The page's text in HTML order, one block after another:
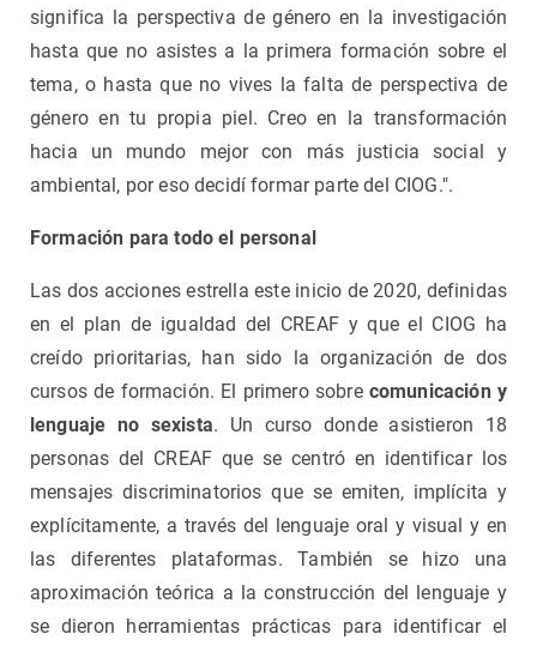
significa la perspectiva de género en la investigación
hasta que no asistes a la primera formación sobre el
tema, o hasta que no vives la falta de perspectiva de
género en tu propia piel. Creo en la transformación
hacia un mundo mejor con más justicia social y
ambiental, por eso decidí formar parte del CIOG.".
Formación para todo el personal
Las dos acciones estrella este inicio de 2020, definidas
en el plan de igualdad del CREAF y que el CIOG ha
creído prioritarias, han sido la organización de dos
cursos de formación. El primero sobre comunicación y
lenguaje no sexista. Un curso donde asistieron 18
personas del CREAF que se centró en identificar los
mensajes discriminatorios que se emiten, implícita y
explícitamente, a través del lenguaje oral y visual y en
las diferentes plataformas. También se hizo una
aproximación teórica a la construcción del lenguaje y
se dieron herramientas prácticas para identificar el